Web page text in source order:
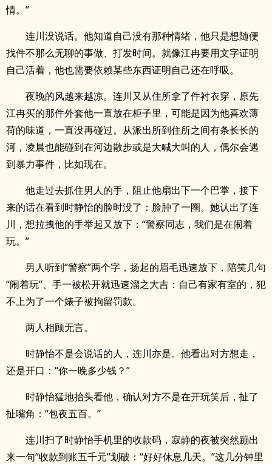
情。”
连川没说话。他知道自己没有那种情绪，他只是想随便
找件不那么无聊的事做、打发时间。就像江冉要用文字证明
自己活着，他也需要依赖某些东西证明自己还在呼吸。
夜晚的风越来越凉。连川又从住所拿了件衬衣穿，原先
江冉买的那件外套他一直放在柜子里，可能是因为他喜欢薄
荷的味道，一直没再碰过。从派出所到住所之间有条长长的
河，凌晨也能碰到在河边散步或是大喊大叫的人，偶尔会遇
到暴力事件，比如现在。
他走过去抓住男人的手，阻止他扇出下一个巴掌，接下
来的话在看到时静怡的脸时没了：脸肿了一圈。她认出了连
川，想拉拽他的手举起又放下：“警察同志，我们是在闹着
玩。”
男人听到“警察”两个字，扬起的眉毛迅速放下，陪笑几句
“闹着玩”、手一被松开就迅速溜之大吉：自己有家有室的，犯
不上为了一个婊子被拘留罚款。
两人相顾无言。
时静怡不是会说话的人，连川亦是。他看出对方想走，
还是开口：“你一晚多少钱？”
时静怡猛地抬头看他，确认对方不是在开玩笑后，扯了
扯嘴角：“包夜五百。”
连川扫了时静怡手机里的收款码，寂静的夜被突然蹦出
来一句“收款到账五千元”划破：“好好休息几天。”这几分钟里